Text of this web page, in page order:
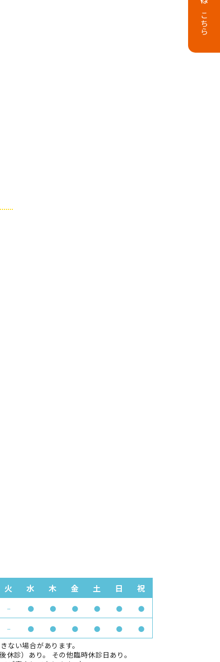
火 水 木 金 土 日
祝
− ● ● ● ● ● ●
− ● ● ● ● ● ●
ない場合があります。
休診）あり。 その他臨時休診日あり。